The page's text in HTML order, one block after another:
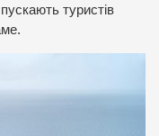
туристів